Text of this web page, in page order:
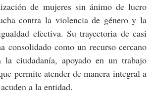
de mujeres sin ánimo de lucro
contra la violencia de género y la
efectiva. Su trayectoria de casi
consolidado como un recurso cercano
la ciudadanía, apoyado en un trabajo
permite atender de manera integral a
a la entidad.